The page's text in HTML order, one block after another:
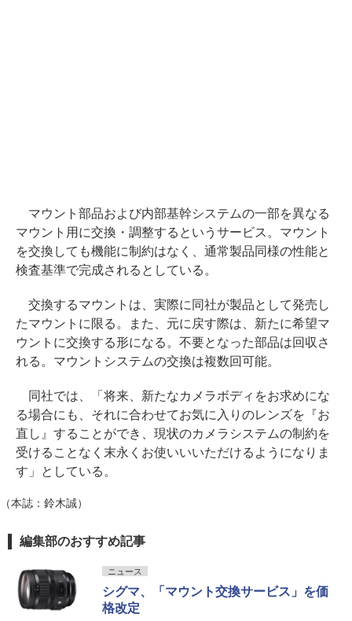
マウント部品および内部基幹システムの一部を異なる
マウント用に交換・調整するというサービス。マウント
を交換しても機能に制約はなく、通常製品同様の性能と
検査基準で完成されるとしている。
交換するマウントは、実際に同社が製品として発売し
たマウントに限る。また、元に戻す際は、新たに希望マ
ウントに交換する形になる。不要となった部品は回収さ
れる。マウントシステムの交換は複数回可能。
同社では、「将来、新たなカメラボディをお求めにな
る場合にも、それに合わせてお気に入りのレンズを『お
直し』することができ、現状のカメラシステムの制約を
受けることなく末永くお使いいいただけるようになりま
す」としている。
（本誌：鈴木誠）
編集部のおすすめ記事
ニュース
シグマ、「マウント交換サービス」を価
格改定